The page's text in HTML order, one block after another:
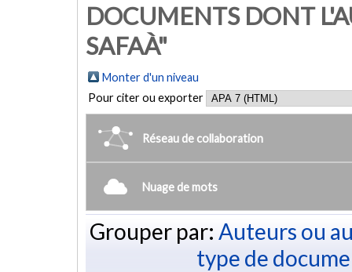
DOCUMENTS DONT
SAFAÀ"
Monter d'un niveau
Pour citer ou exporter
Réseau de collaboration
Nuage de mots
Grouper par: Auteurs ou
type de